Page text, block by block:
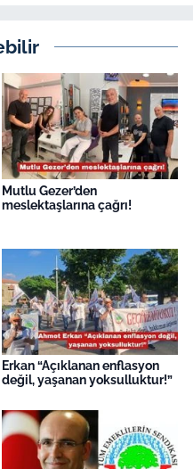
Mutlu Gezer’den
meslektaşlarına çağrı!
Erkan “Açıklanan enflasyon
değil, yaşanan yoksulluktur!”